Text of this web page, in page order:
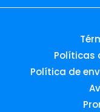
Políticas
Política de